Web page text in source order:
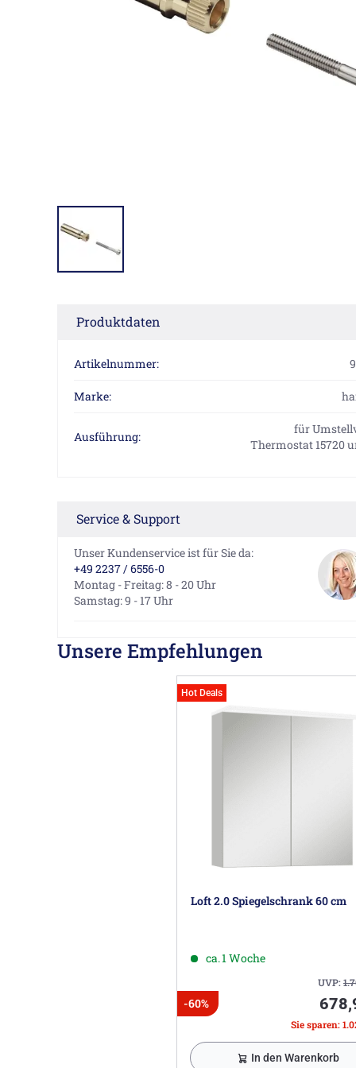
Produktdaten
Artikelnummer:
Marke:
Ausführung:
für
Thermostat 15720
Service & Support
Unser Kundenservice ist für Sie da:
+49 2237 / 6556-0
Montag - Freitag: 8 - 20 Uhr
Samstag: 9 - 17 Uhr
Unsere Empfehlungen
Hot Deals
Loft 2.0 Spiegelschrank 60 cm
ca. 1 Woche
UVP:
-60%
Sie sparen:
In den Warenkorb